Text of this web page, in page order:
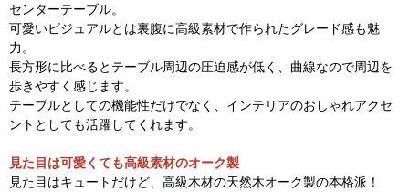
センターテーブル。
可愛いビジュアルとは裏腹に高級素材で作られたグレード感も魅
力。
長方形に比べるとテーブル周辺の圧迫感が低く、曲線なので周辺を
歩きやすく感じます。
テーブルとしての機能性だけでなく、インテリアのおしゃれアクセ
ントとしても活躍してくれます。
見た目は可愛くても高級素材のオーク製
見た目はキュートだけど、高級木材の天然木オーク製の本格派！